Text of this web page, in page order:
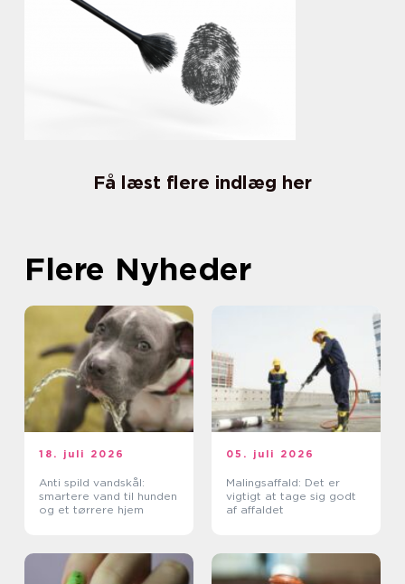
Få læst flere indlæg her
Flere Nyheder
18. juli 2026
Anti spild vandskål:
smartere vand til hunden
og et tørrere hjem
05. juli 2026
Malingsaffald: Det er
vigtigt at tage sig godt
af affaldet